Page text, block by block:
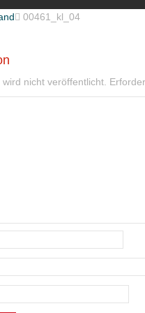
 00461_kl_04
nicht veröffentlicht.